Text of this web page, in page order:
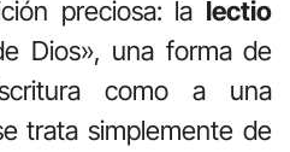
preciosa: la lectio
Dios», una forma de
como a una
trata simplemente de